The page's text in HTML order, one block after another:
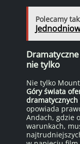
Polecamy
nie tylko
Nie tylko
Góry świata
opowiada
Andach, gdzie
warunkach,